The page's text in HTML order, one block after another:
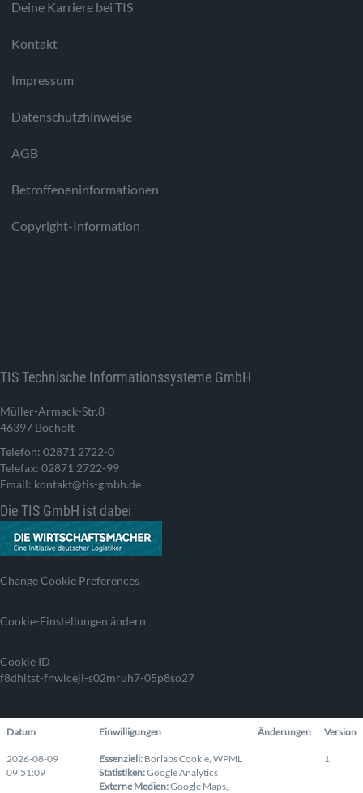
Deine Karriere bei TIS
Kontakt
Impressum
Datenschutzhinweise
AGB
Betroffeneninformationen
Copyright-Information
TIS Technische Informationssysteme GmbH
Müller-Armack-Str.8
46397 Bocholt
Telefon: 02871 2722-0
Telefax: 02871 2722-99
Email: kontakt@tis-gmbh.de
Die TIS GmbH ist dabei
Change Cookie Preferences
Cookie-Einstellungen ändern
Cookie ID
f8dhitst-fnwlceji-s02mruh7-05p8so27
Datum Einwilligungen Änderungen Version
2026-08-09
09:51:09
Essenziell: Borlabs Cookie WPML
Statistiken:Google Analytics
Externe Medien:Google Maps
1